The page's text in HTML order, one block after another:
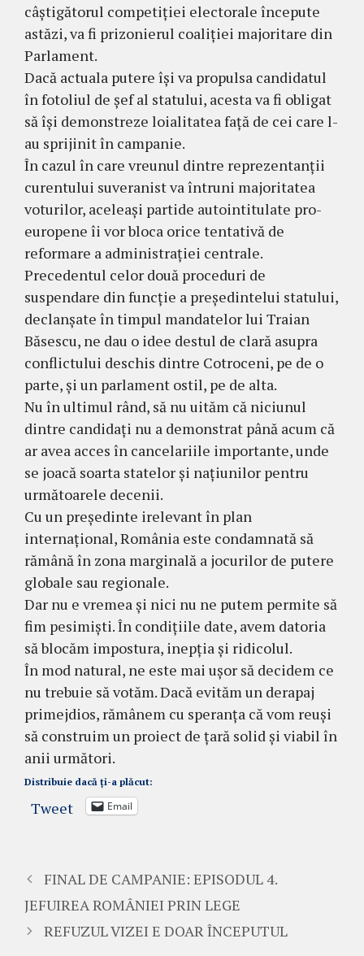
câștigătorul competiției electorale începute
astăzi, va fi prizonierul coaliției majoritare din
Parlament.
Dacă actuala putere își va propulsa candidatul
în fotoliul de șef al statului, acesta va fi obligat
să își demonstreze loialitatea față de cei care l-
au sprijinit în campanie.
În cazul în care vreunul dintre reprezentanții
curentului suveranist va întruni majoritatea
voturilor, aceleași partide autointitulate pro-
europene îi vor bloca orice tentativă de
reformare a administrației centrale.
Precedentul celor două proceduri de
suspendare din funcție a președintelui statului,
declanșate în timpul mandatelor lui Traian
Băsescu, ne dau o idee destul de clară asupra
conflictului deschis dintre Cotroceni, pe de o
parte, și un parlament ostil, pe de alta.
Nu în ultimul rând, să nu uităm că niciunul
dintre candidați nu a demonstrat până acum că
ar avea acces în cancelariile importante, unde
se joacă soarta statelor și națiunilor pentru
următoarele decenii.
Cu un președinte irelevant în plan
internațional, România este condamnată să
rămână în zona marginală a jocurilor de putere
globale sau regionale.
Dar nu e vremea și nici nu ne putem permite să
fim pesimiști. În condițiile date, avem datoria
să blocăm impostura, inepția și ridicolul.
În mod natural, ne este mai ușor să decidem ce
nu trebuie să votăm. Dacă evităm un derapaj
primejdios, rămânem cu speranța că vom reuși
să construim un proiect de țară solid și viabil în
anii următori.
Distribuie dacă ți-a plăcut:
Tweet Email
FINAL DE CAMPANIE: EPISODUL 4.
JEFUIREA ROMÂNIEI PRIN LEGE
REFUZUL VIZEI E DOAR ÎNCEPUTUL